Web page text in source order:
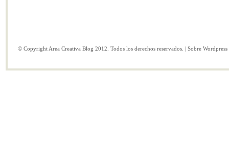
© Copyright Area Creativa Blog 2012. Todos los derechos reservados. | Sobre Wordpress